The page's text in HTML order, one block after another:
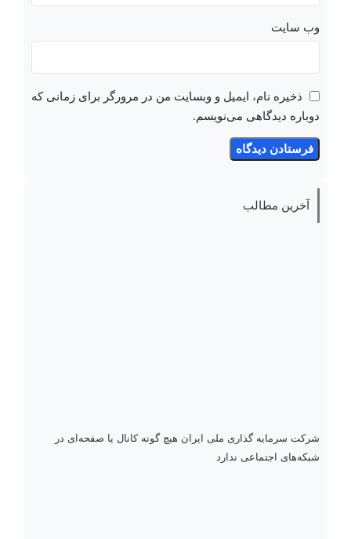
وب‌ سایت
ذخیره نام، ایمیل و وبسایت من در مرورگر برای زمانی که
دوباره دیدگاهی می‌نویسم.
آخرین مطالب
شرکت سرمایه گذاری ملی ایران هیچ گونه کانال یا صفحه‌ای در
شبکه‌های اجتماعی ندارد